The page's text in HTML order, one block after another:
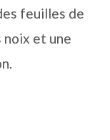
feuilles de
et une